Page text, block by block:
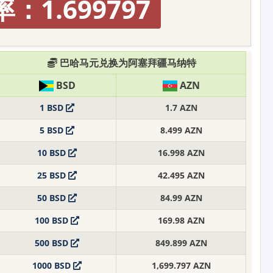
：1.699797
巴哈马元兑换为阿塞拜疆马纳特
BSD
AZN
1 BSD
1.7 AZN
5 BSD
8.499 AZN
10 BSD
16.998 AZN
25 BSD
42.495 AZN
50 BSD
84.99 AZN
100 BSD
169.98 AZN
500 BSD
849.899 AZN
1000 BSD
1,699.797 AZN